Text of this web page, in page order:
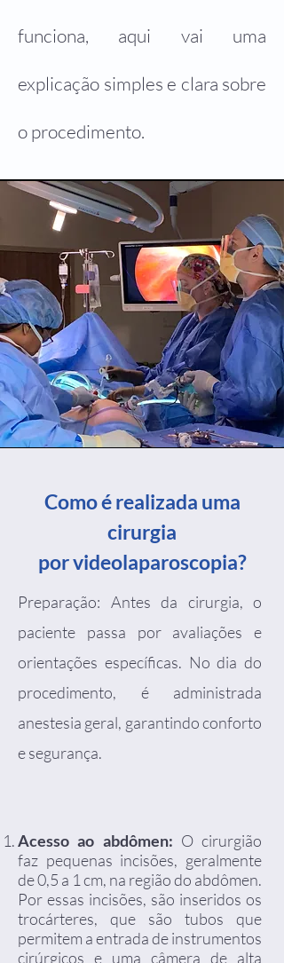
funciona, aqui vai uma
explicação simples e clara sobre
o procedimento.
Como é realizada uma
cirurgia
por videolaparoscopia?
Preparação: Antes da cirurgia, o
paciente passa por avaliações e
orientações específicas. No dia do
procedimento, é administrada
anestesia geral, garantindo conforto
e segurança.
Acesso ao abdômen: O cirurgião
faz pequenas incisões, geralmente
de 0,5 a 1 cm, na região do abdômen.
Por essas incisões, são inseridos os
trocárteres, que são tubos que
permitem a entrada de instrumentos
cirúrgicos e uma câmera de alta